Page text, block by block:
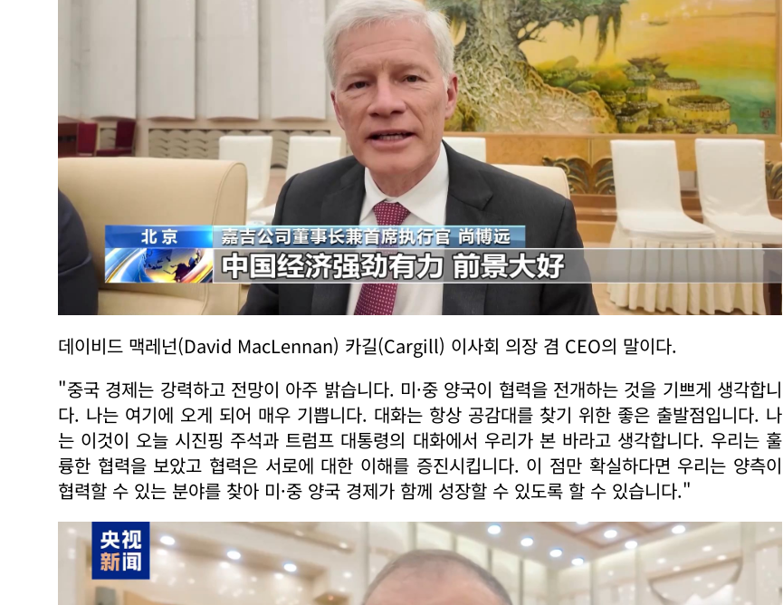
데이비드 맥레넌(David MacLennan) 카길(Cargill) 이사회 의장 겸 CEO의 말이다.
"중국 경제는 강력하고 전망이 아주 밝습니다. 미·중 양국이 협력을 전개하는 것을 기쁘게 생각합니
다. 나는 여기에 오게 되어 매우 기쁩니다. 대화는 항상 공감대를 찾기 위한 좋은 출발점입니다. 나
는 이것이 오늘 시진핑 주석과 트럼프 대통령의 대화에서 우리가 본 바라고 생각합니다. 우리는 훌
륭한 협력을 보았고 협력은 서로에 대한 이해를 증진시킵니다. 이 점만 확실하다면 우리는 양측이
협력할 수 있는 분야를 찾아 미·중 양국 경제가 함께 성장할 수 있도록 할 수 있습니다."